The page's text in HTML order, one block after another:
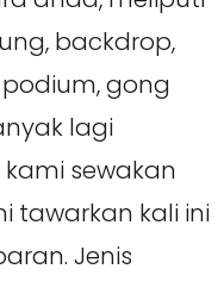
backdrop,
gong
lagi
sewakan
tawarkan kali ini
Jenis